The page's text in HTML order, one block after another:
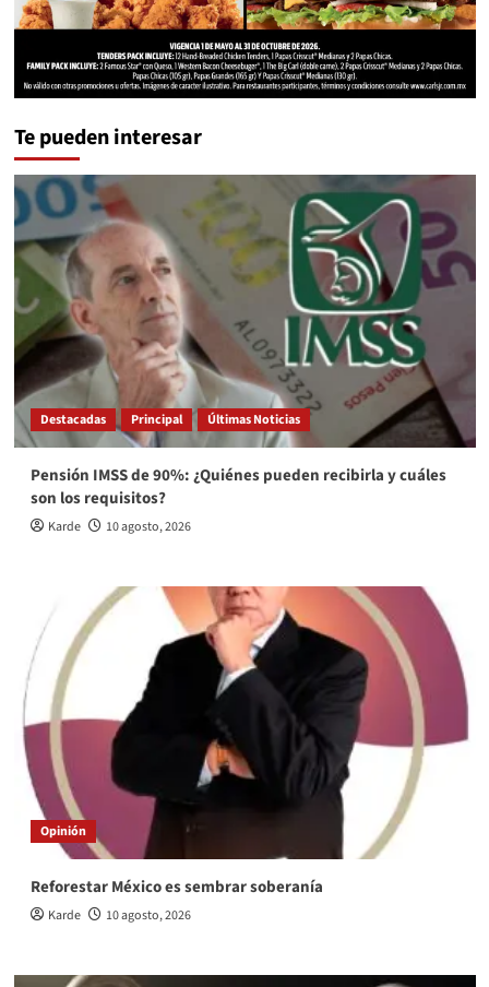
Te pueden interesar
Destacadas Principal Últimas Noticias
Pensión IMSS de 90%: ¿Quiénes pueden recibirla y cuáles
son los requisitos?
Karde 10 agosto, 2026
Opinión
Reforestar México es sembrar soberanía
Karde 10 agosto, 2026